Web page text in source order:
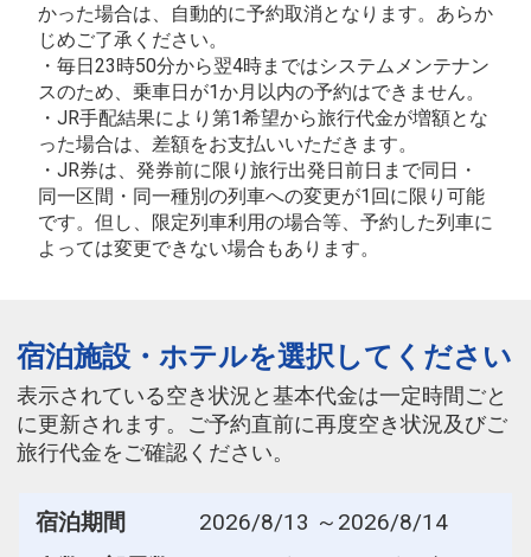
かった場合は、自動的に予約取消となります。あらか
じめご了承ください。
・毎日23時50分から翌4時まではシステムメンテナン
スのため、乗車日が1か月以内の予約はできません。
・JR手配結果により第1希望から旅行代金が増額とな
った場合は、差額をお支払いいただきます。
・JR券は、発券前に限り旅行出発日前日まで同日・
同一区間・同一種別の列車への変更が1回に限り可能
です。但し、限定列車利用の場合等、予約した列車に
よっては変更できない場合もあります。
宿泊施設・ホテルを選択してください
表示されている空き状況と基本代金は一定時間ごと
に更新されます。ご予約直前に再度空き状況及びご
旅行代金をご確認ください。
宿泊期間
2026/8/13 ～2026/8/14